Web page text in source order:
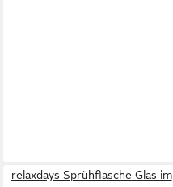
relaxdays Sprühflasche Glas im